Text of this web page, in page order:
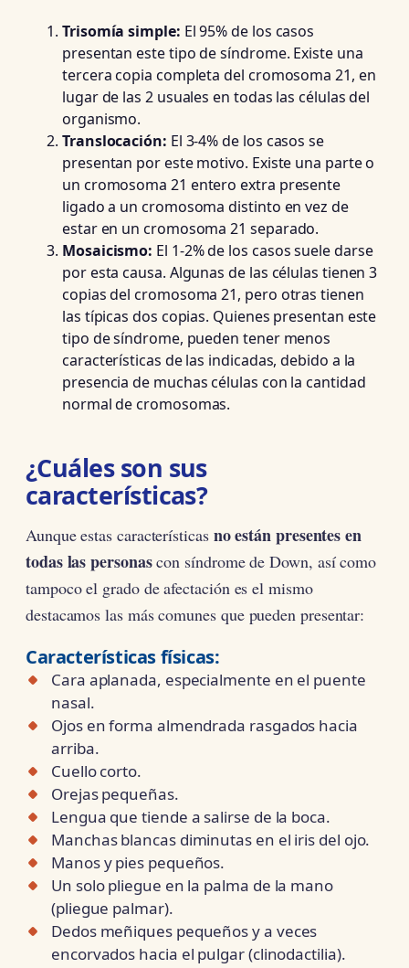
Trisomía simple: El 95% de los casos
presentan este tipo de síndrome. Existe una
tercera copia completa del cromosoma 21, en
lugar de las 2 usuales en todas las células del
organismo.
Translocación: El 3-4% de los casos se
presentan por este motivo. Existe una parte o
un cromosoma 21 entero extra presente
ligado a un cromosoma distinto en vez de
estar en un cromosoma 21 separado.
Mosaicismo: El 1-2% de los casos suele darse
por esta causa. Algunas de las células tienen 3
copias del cromosoma 21, pero otras tienen
las típicas dos copias. Quienes presentan este
tipo de síndrome, pueden tener menos
características de las indicadas, debido a la
presencia de muchas células con la cantidad
normal de cromosomas.
¿Cuáles son sus
características?
Aunque estas características no están presentes en
todas las personascon síndrome de Down, así como
tampoco el grado de afectación es el mismo
destacamos las más comunes que pueden presentar:
Característicasfísicas:
Cara aplanada, especialmente en el puente
nasal.
Ojos en forma almendrada rasgados hacia
arriba.
Cuello corto.
Orejas pequeñas.
Lengua que tiende a salirse de la boca.
Manchas blancas diminutas en el iris del ojo.
Manos y pies pequeños.
Un solo pliegue en la palma de la mano
(pliegue palmar).
Dedos meñiques pequeños y a veces
encorvados hacia el pulgar (clinodactilia).